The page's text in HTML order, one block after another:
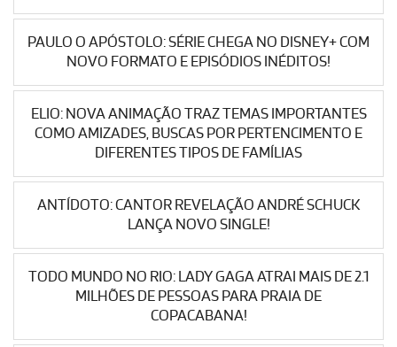
PAULO O APÓSTOLO: SÉRIE CHEGA NO DISNEY+ COM
NOVO FORMATO E EPISÓDIOS INÉDITOS!
ELIO: NOVA ANIMAÇÃO TRAZ TEMAS IMPORTANTES
COMO AMIZADES, BUSCAS POR PERTENCIMENTO E
DIFERENTES TIPOS DE FAMÍLIAS
ANTÍDOTO: CANTOR REVELAÇÃO ANDRÉ SCHUCK
LANÇA NOVO SINGLE!
TODO MUNDO NO RIO: LADY GAGA ATRAI MAIS DE 2.1
MILHÕES DE PESSOAS PARA PRAIA DE
COPACABANA!